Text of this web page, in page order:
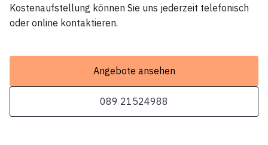
Kostenaufstellung können Sie uns jederzeit telefonisch
oder online kontaktieren.
Angebote ansehen
089 21524988